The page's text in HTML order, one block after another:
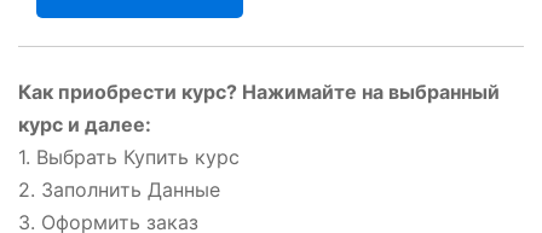
Как приобрести курс? Нажимайте на выбранный
курс и далее:
1. Выбрать Купить курс
2. Заполнить Данные
3. Оформить заказ